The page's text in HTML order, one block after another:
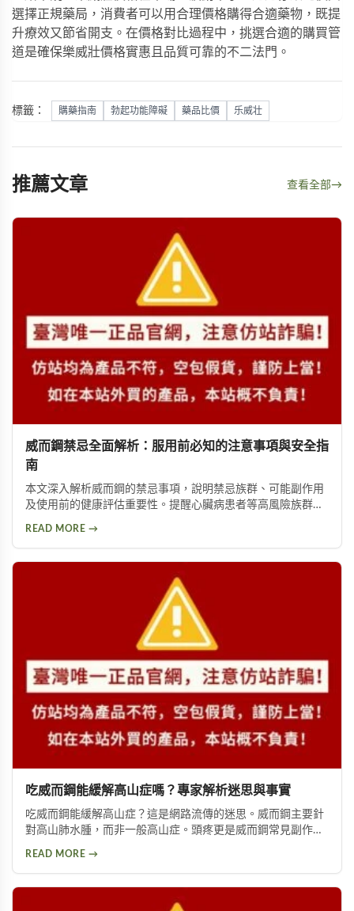
選擇正規藥局，消費者可以用合理價格購得合適藥物，既提
升療效又節省開支。在價格對比過程中，挑選合適的購買管
道是確保樂威壯價格實惠且品質可靠的不二法門。
標籤： 購藥指南 勃起功能障礙 藥品比價 乐威壮
推薦文章 查看全部→
威而鋼禁忌全面解析：服用前必知的注意事項與安全指
南
本文深入解析威而鋼的禁忌事項，說明禁忌族群、可能副作用
及使用前的健康評估重要性。提醒心臟病患者等高風險族群應
READ MORE →
吃威而鋼能緩解高山症嗎？專家解析迷思與事實
吃威而鋼能緩解高山症？這是網路流傳的迷思。威而鋼主要針
對高山肺水腫，而非一般高山症。頭疼更是威而鋼常見副作
READ MORE →